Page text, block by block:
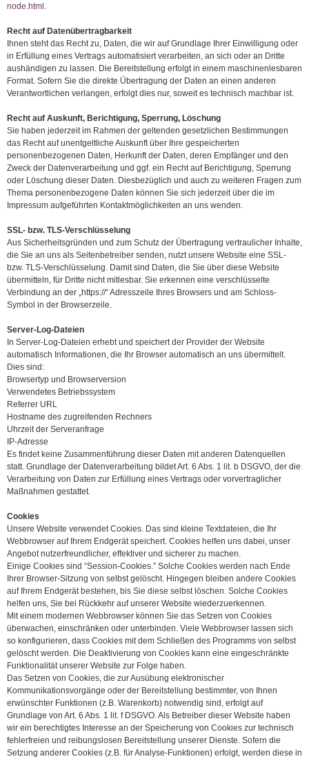
node.html .
Recht auf Datenübertragbarkeit
Ihnen steht das Recht zu, Daten, die wir auf Grundlage Ihrer Einwilligung oder
in Erfüllung eines Vertrags automatisiert verarbeiten, an sich oder an Dritte
aushändigen zu lassen. Die Bereitstellung erfolgt in einem maschinenlesbaren
Format. Sofern Sie die direkte Übertragung der Daten an einen anderen
Verantwortlichen verlangen, erfolgt dies nur, soweit es technisch machbar ist.
Recht auf Auskunft, Berichtigung, Sperrung, Löschung
Sie haben jederzeit im Rahmen der geltenden gesetzlichen Bestimmungen
das Recht auf unentgeltliche Auskunft über Ihre gespeicherten
personenbezogenen Daten, Herkunft der Daten, deren Empfänger und den
Zweck der Datenverarbeitung und ggf. ein Recht auf Berichtigung, Sperrung
oder Löschung dieser Daten. Diesbezüglich und auch zu weiteren Fragen zum
Thema personenbezogene Daten können Sie sich jederzeit über die im
Impressum aufgeführten Kontaktmöglichkeiten an uns wenden.
SSL- bzw. TLS-Verschlüsselung
Aus Sicherheitsgründen und zum Schutz der Übertragung vertraulicher Inhalte,
die Sie an uns als Seitenbetreiber senden, nutzt unsere Website eine SSL-
bzw. TLS-Verschlüsselung. Damit sind Daten, die Sie über diese Website
übermitteln, für Dritte nicht mitlesbar. Sie erkennen eine verschlüsselte
Verbindung an der „https://“ Adresszeile Ihres Browsers und am Schloss-
Symbol in der Browserzeile.
Server-Log-Dateien
In Server-Log-Dateien erhebt und speichert der Provider der Website
automatisch Informationen, die Ihr Browser automatisch an uns übermittelt.
Dies sind:
Browsertyp und Browserversion
Verwendetes Betriebssystem
Referrer URL
Hostname des zugreifenden Rechners
Uhrzeit der Serveranfrage
IP-Adresse
Es findet keine Zusammenführung dieser Daten mit anderen Datenquellen
statt. Grundlage der Datenverarbeitung bildet Art. 6 Abs. 1 lit. b DSGVO, der die
Verarbeitung von Daten zur Erfüllung eines Vertrags oder vorvertraglicher
Maßnahmen gestattet.
Cookies
Unsere Website verwendet Cookies. Das sind kleine Textdateien, die Ihr
Webbrowser auf Ihrem Endgerät speichert. Cookies helfen uns dabei, unser
Angebot nutzerfreundlicher, effektiver und sicherer zu machen.
Einige Cookies sind “Session-Cookies.” Solche Cookies werden nach Ende
Ihrer Browser-Sitzung von selbst gelöscht. Hingegen bleiben andere Cookies
auf Ihrem Endgerät bestehen, bis Sie diese selbst löschen. Solche Cookies
helfen uns, Sie bei Rückkehr auf unserer Website wiederzuerkennen.
Mit einem modernen Webbrowser können Sie das Setzen von Cookies
überwachen, einschränken oder unterbinden. Viele Webbrowser lassen sich
so konfigurieren, dass Cookies mit dem Schließen des Programms von selbst
gelöscht werden. Die Deaktivierung von Cookies kann eine eingeschränkte
Funktionalität unserer Website zur Folge haben.
Das Setzen von Cookies, die zur Ausübung elektronischer
Kommunikationsvorgänge oder der Bereitstellung bestimmter, von Ihnen
erwünschter Funktionen (z.B. Warenkorb) notwendig sind, erfolgt auf
Grundlage von Art. 6 Abs. 1 lit. f DSGVO. Als Betreiber dieser Website haben
wir ein berechtigtes Interesse an der Speicherung von Cookies zur technisch
fehlerfreien und reibungslosen Bereitstellung unserer Dienste. Sofern die
Setzung anderer Cookies (z.B. für Analyse-Funktionen) erfolgt, werden diese in